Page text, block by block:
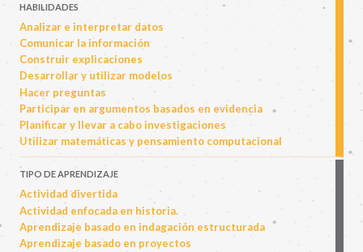
HABILIDADES
Analizar e interpretar datos
Comunicar la información
Construir explicaciones
Desarrollar y utilizar modelos
Hacer preguntas
Participar en argumentos basados en evidencia
Planificar y llevar a cabo investigaciones
Utilizar matemáticas y pensamiento computacional
TIPO DE APRENDIZAJE
Actividad divertida
Actividad enfocada en historia.
Aprendizaje basado en indagación estructurada
Aprendizaje basado en proyectos